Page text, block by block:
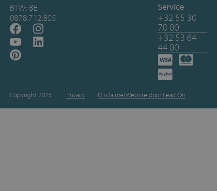
BTW: BE
0878.712.805
Service
+32 55 30
70 00
+32 53 64
44 00
Copyright 2025 Privacy DisclaimerWebsite door Lead On